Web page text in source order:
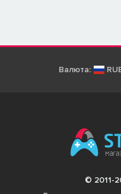
Валюта:
© 2011-